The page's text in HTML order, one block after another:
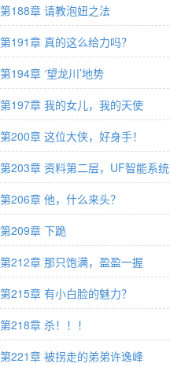
第188章 请教泡妞之法
第191章 真的这么给力吗？
第194章 ‘望龙川’地势
第197章 我的女儿，我的天使
第200章 这位大侠，好身手！
第203章 资料第二层，UF智能系统
第206章 他，什么来头？
第209章 下跪
第212章 那只饱满，盈盈一握
第215章 有小白脸的魅力？
第218章 杀！！！
第221章 被拐走的弟弟许逸峰